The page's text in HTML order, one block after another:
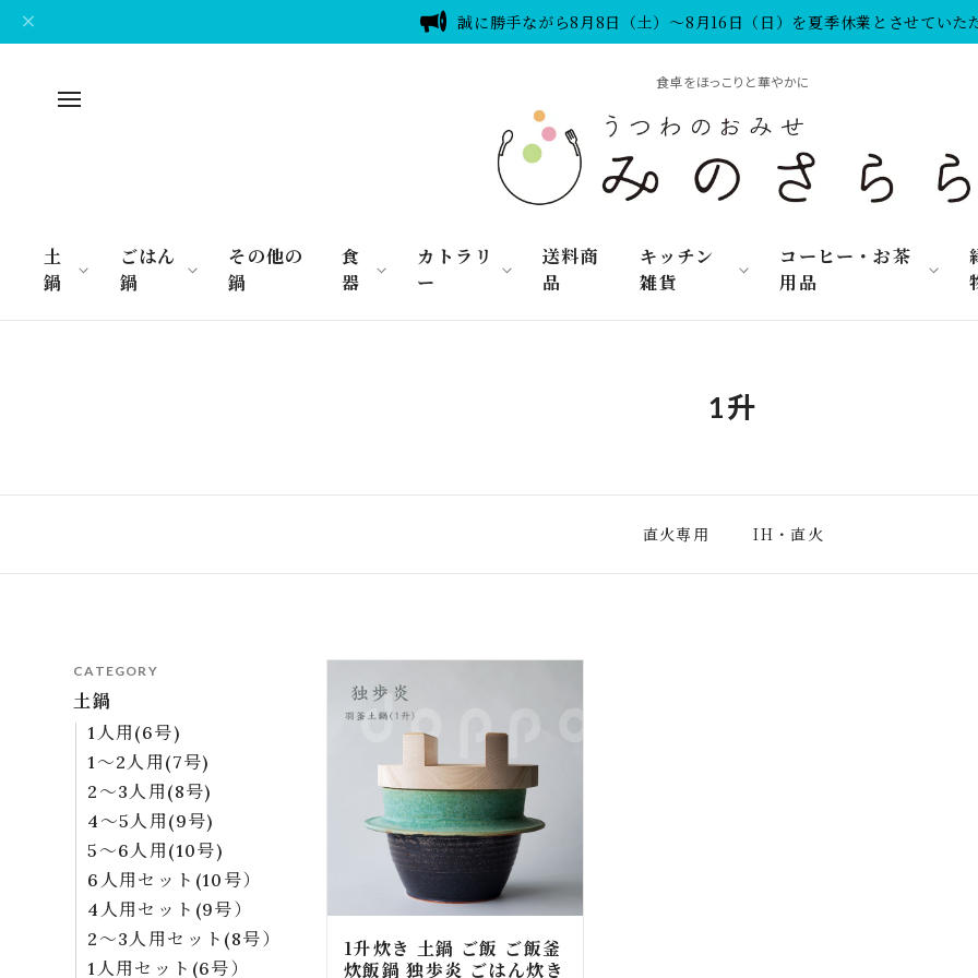
誠に勝手ながら8月8日（土）～8月16日（日）を夏季休業とさせていた
食卓をほっこりと華やかに
土
鍋
ごはん
鍋
その他の
鍋
食
器
カトラリ
ー
送料商
品
キッチン
雑貨
コーヒー・お茶
用品
1升
直火専用 IH・直火
1升炊き 土鍋 ご飯 ご飯釜
炊飯鍋 独歩炎 ごはん炊き
CATEGORY
土鍋
1人用(6号)
1～2人用(7号)
2～3人用(8号)
4～5人用(9号)
5～6人用(10号)
6人用セット(10号）
4人用セット(9号）
2～3人用セット(8号）
1人用セット(6号）